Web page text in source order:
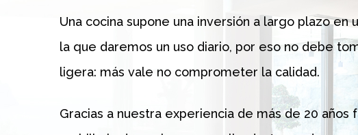
Una cocina supone una inversión a largo plazo en
la que daremos un uso diario, por eso no debe
ligera: más vale no comprometer la calidad.
Gracias a nuestra experiencia de más de 20 años